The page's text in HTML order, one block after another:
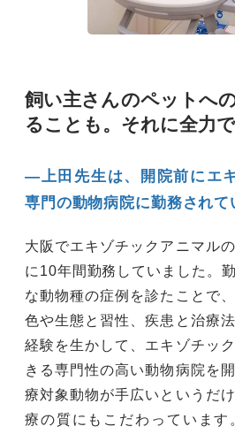
飼い主さんのペットへ
ることも。それに全力で
―上田先生は、開院前にエ
専門の動物病院に勤務されて
大阪でエキゾチックアニマル
に10年間勤務していました。
な動物種の症例を診たことで
色や生態と習性、疾患と治療
経験を生かして、エキゾチッ
きる専門性の高い動物病院を
療対象動物が手広いというだ
療の質にもこだわっています